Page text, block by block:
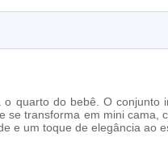
quarto do bebê. O conjunto
se transforma em mini cama,
e um toque de elegância ao